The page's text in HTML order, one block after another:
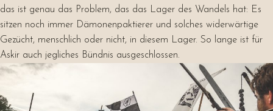
das ist genau das Problem, das das Lager des Wandels hat: Es
sitzen noch immer Dämonenpaktierer und solches widerwärtige
Gezücht, menschlich oder nicht, in diesem Lager. So lange ist für
Askir auch jegliches Bündnis ausgeschlossen.